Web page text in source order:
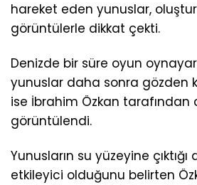
hareket eden yunuslar,
görüntülerle dikkat çekti.
Denizde bir süre oyun
yunuslar daha sonra gözden
ise İbrahim Özkan
görüntülendi.
Yunusların su yüzeyine
etkileyici olduğunu belirten